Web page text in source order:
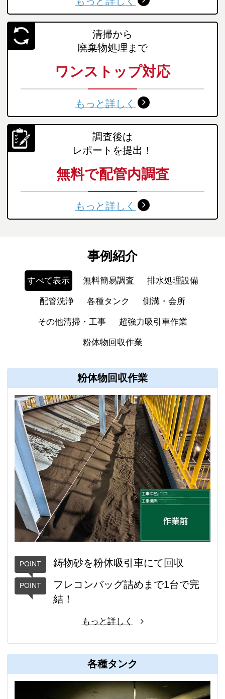
清掃から
廃棄物処理まで
ワンストップ対応
もっと詳しく
調査後は
レポートを提出！
無料で配管内調査
もっと詳しく
事例紹介
すべて表示 無料簡易調査 排水処理設備
配管洗浄 各種タンク 側溝・会所
その他清掃・工事 超強力吸引車作業
粉体物回収作業
粉体物回収作業
鋳物砂を粉体吸引車にて回収
フレコンバッグ詰めまで1台で完
結！
もっと詳しく
各種タンク